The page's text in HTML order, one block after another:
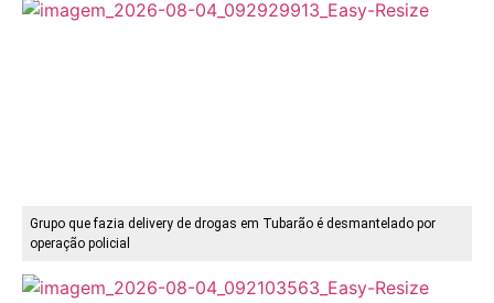
Grupo que fazia delivery de drogas em Tubarão é desmantelado por
operação policial